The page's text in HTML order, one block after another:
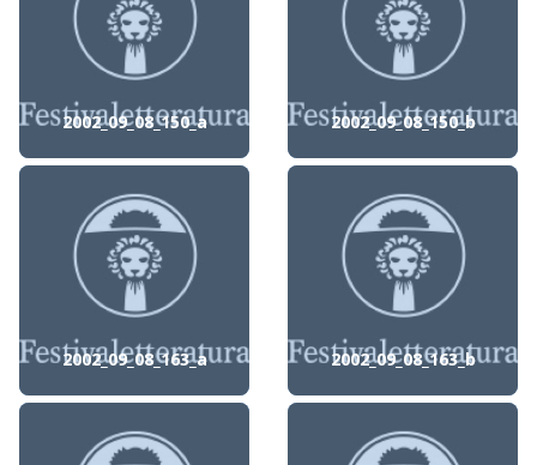
2002_09_08_150_a 2002_09_08_150_b
2002_09_08_163_a 2002_09_08_163_b